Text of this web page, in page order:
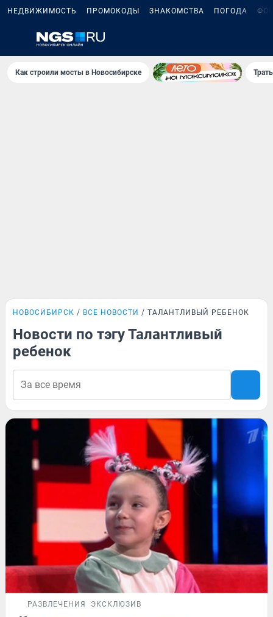
НЕДВИЖИМОСТЬ ПРОМОКОДЫ ЗНАКОМСТВА ПОГОДА
Как строили мосты в Новосибирске
НОВОСИБИРСК ВСЕ НОВОСТИ ТАЛАНТЛИВЫЙ РЕБЕНОК
Новости по тэгу Талантливый
ребенок
РАЗВЛЕЧЕНИЯ ЭКСКЛЮЗИВ